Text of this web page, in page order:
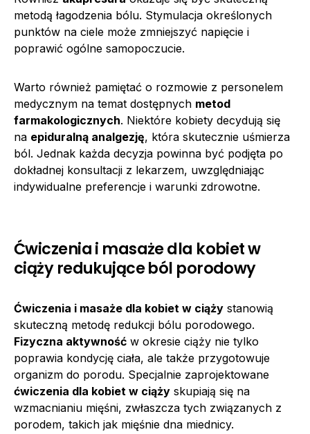
metodą łagodzenia bólu. Stymulacja określonych
punktów na ciele może zmniejszyć napięcie i
poprawić ogólne samopoczucie.
Warto również pamiętać o rozmowie z personelem
medycznym na temat dostępnych metod
farmakologicznych. Niektóre kobiety decydują się
na epiduralną analgezję, która skutecznie uśmierza
ból. Jednak każda decyzja powinna być podjęta po
dokładnej konsultacji z lekarzem, uwzględniając
indywidualne preferencje i warunki zdrowotne.
Ćwiczenia i masaże dla kobiet w
ciąży redukujące ból porodowy
Ćwiczenia i masaże dla kobiet w ciąży stanowią
skuteczną metodę redukcji bólu porodowego.
Fizyczna aktywność w okresie ciąży nie tylko
poprawia kondycję ciała, ale także przygotowuje
organizm do porodu. Specjalnie zaprojektowane
ćwiczenia dla kobiet w ciąży skupiają się na
wzmacnianiu mięśni, zwłaszcza tych związanych z
porodem, takich jak mięśnie dna miednicy.